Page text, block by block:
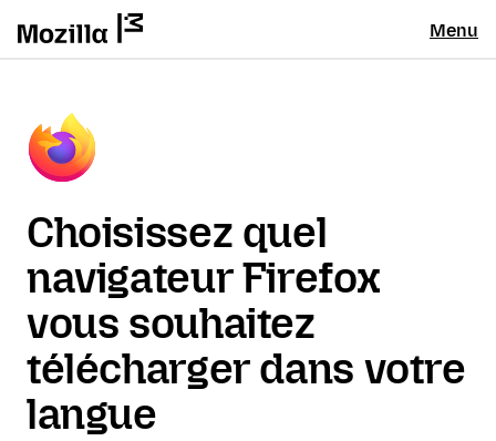
Menu
Choisissez quel
navigateur Firefox
vous souhaitez
télécharger dans votre
langue